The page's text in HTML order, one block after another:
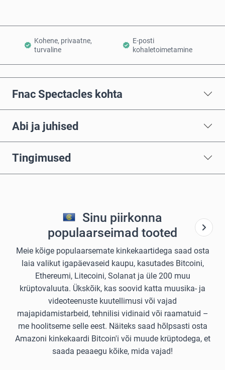
Kohene, privaatne,
turvaline
E-posti
kohaletoimetamine
Fnac Spectacles kohta
Abi ja juhised
Tingimused
Sinu piirkonna
populaarseimad tooted
Meie kõige populaarsemate kinkekaartidega saad osta
laia valikut igapäevaseid kaupu, kasutades Bitcoini,
Ethereumi, Litecoini, Solanat ja üle 200 muu
krüptovaluuta. Ükskõik, kas soovid katta muusika- ja
videoteenuste kuutellimusi või vajad
majapidamistarbeid, tehnilisi vidinaid või raamatuid –
me hoolitseme selle eest. Näiteks saad hõlpsasti osta
Amazoni kinkekaardi Bitcoin'i või muude krüptodega, et
saada peaaegu kõike, mida vajad!